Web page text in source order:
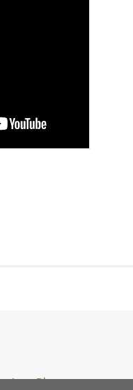
Blogger